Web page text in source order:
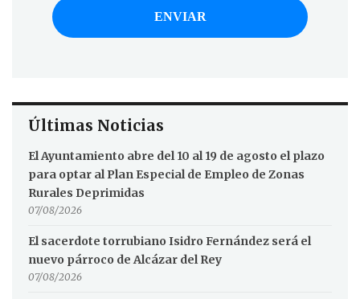
Últimas Noticias
El Ayuntamiento abre del 10 al 19 de agosto el plazo
para optar al Plan Especial de Empleo de Zonas
Rurales Deprimidas
07/08/2026
El sacerdote torrubiano Isidro Fernández será el
nuevo párroco de Alcázar del Rey
07/08/2026